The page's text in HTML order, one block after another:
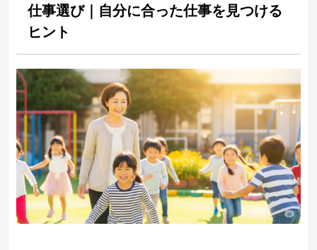
仕事選び｜自分に合った仕事を見つける
ヒント